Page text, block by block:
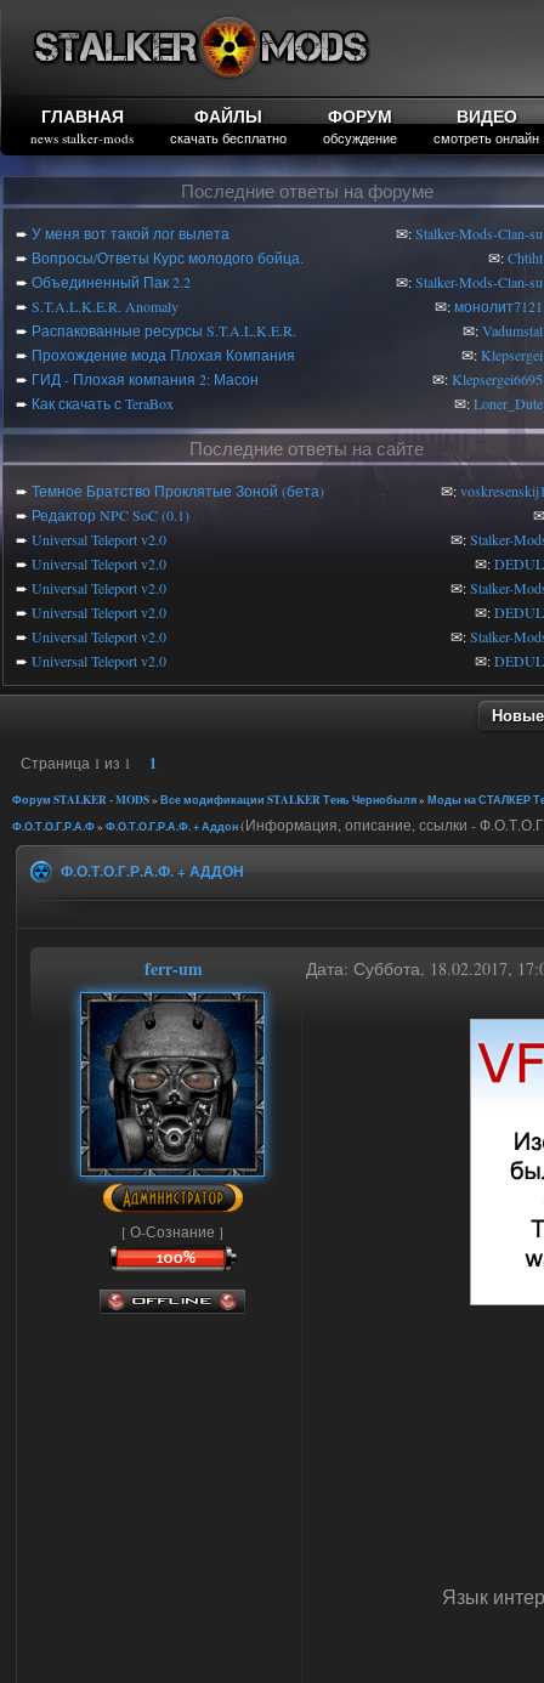
ГЛАВНАЯ
news stalker-mods
ФАЙЛЫ
скачать бесплатно
ФОРУМ
обсуждение
ВИДЕО
смотреть онлайн
Последние ответы на форуме
➨ У меня вот такой лог вылета ✉:Stalker-Mods-Clan-su
➨ Вопросы/Ответы Курс молодого бойца. ✉:Chtiht
➨ Объединенный Пак 2.2 ✉:Stalker-Mods-Clan-su
➨ S.T.A.L.K.E.R. Anomaly ✉:монолит7121
➨ Распакованные ресурсы S.T.A.L.K.E.R. ✉:Vadumstal
➨ Прохождение мода Плохая Компания ✉:Klepsergei
➨ ГИД - Плохая компания 2: Масон ✉:Klepsergei6695
➨ Как скачать с TeraBox ✉:Loner_Dute
Последние ответы на сайте
➨ Темное Братство Проклятые Зоной (бета) ✉:
➨ Редактор NPC SoC (0.1)
➨ Universal Teleport v2.0 ✉:Stalker-
➨ Universal Teleport v2.0 ✉:
➨ Universal Teleport v2.0 ✉:Stalker-
➨ Universal Teleport v2.0 ✉:
➨ Universal Teleport v2.0 ✉:Stalker-
➨ Universal Teleport v2.0 ✉:
Страница 1 из 1 1
Форум STALKER - MODS» Все модификации STALKER Тень Чернобыля» Моды на СТАЛКЕР
Ф.О.Т.О.Г.Р.А.Ф» Ф.О.Т.О.Г.Р.А.Ф. + Аддон(Информация, описание, ссылки -
Ф.О.Т.О.Г.Р.А.Ф. + АДДОН
ferr-um Дата: Суббота, 18.02.2017,
[ О-Сознание ]
Язык